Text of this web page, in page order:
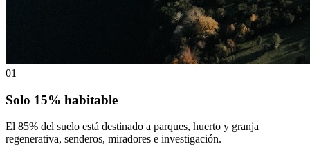
01
Solo 15% habitable
El 85% del suelo está destinado a parques, huerto y granja
regenerativa, senderos, miradores e investigación.